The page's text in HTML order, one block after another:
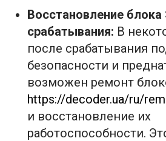
Восстановление блока
срабатывания: В
после срабатывания
безопасности и
возможен ремонт
https://decoder.ua/ru/
и восстановление их
работоспособности.